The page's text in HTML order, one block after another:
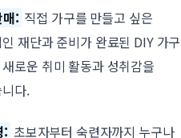
: 직접 가구를 만들고 싶은
재단과 준비가 완료된 DIY 가구
로운 취미 활동과 성취감을
다.
: 초보자부터 숙련자까지 누구나